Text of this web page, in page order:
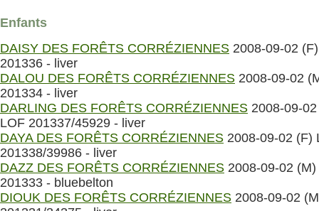
Enfants
DAISY DES FORÊTS CORRÉZIENNES 2008-09-02
201336 - liver
DALOU DES FORÊTS CORRÉZIENNES 2008-09-02
201334 - liver
DARLING DES FORÊTS CORRÉZIENNES 2008-09-
LOF 201337/45929 - liver
DAYA DES FORÊTS CORRÉZIENNES 2008-09-02 (F)
201338/39986 - liver
DAZZ DES FORÊTS CORRÉZIENNES 2008-09-02
201333 - bluebelton
DIOUK DES FORÊTS CORRÉZIENNES 2008-09-02